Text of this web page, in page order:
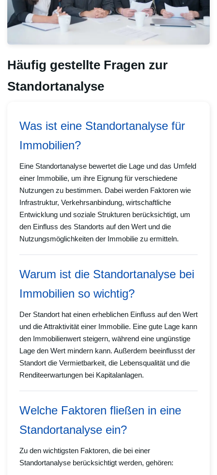
Häufig gestellte Fragen zur
Standortanalyse
Was ist eine Standortanalyse für
Immobilien?
Eine Standortanalyse bewertet die Lage und das Umfeld
einer Immobilie, um ihre Eignung für verschiedene
Nutzungen zu bestimmen. Dabei werden Faktoren wie
Infrastruktur, Verkehrsanbindung, wirtschaftliche
Entwicklung und soziale Strukturen berücksichtigt, um
den Einfluss des Standorts auf den Wert und die
Nutzungsmöglichkeiten der Immobilie zu ermitteln.
Warum ist die Standortanalyse bei
Immobilien so wichtig?
Der Standort hat einen erheblichen Einfluss auf den Wert
und die Attraktivität einer Immobilie. Eine gute Lage kann
den Immobilienwert steigern, während eine ungünstige
Lage den Wert mindern kann. Außerdem beeinflusst der
Standort die Vermietbarkeit, die Lebensqualität und die
Renditeerwartungen bei Kapitalanlagen.
Welche Faktoren fließen in eine
Standortanalyse ein?
Zu den wichtigsten Faktoren, die bei einer
Standortanalyse berücksichtigt werden, gehören: